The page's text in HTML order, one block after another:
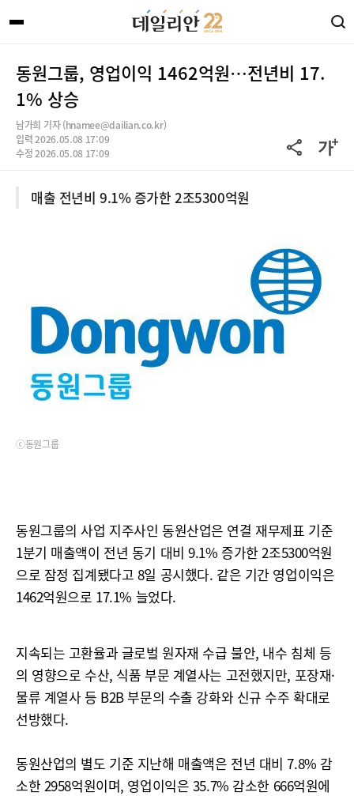
동원그룹, 영업이익 1462억원…전년비 17.
1% 상승
남가희 기자 (hnamee@dailian.co.kr)
입력 2026.05.08 17:09
수정 2026.05.08 17:09
매출 전년비 9.1% 증가한 2조5300억원
ⓒ동원그룹
동원그룹의 사업 지주사인 동원산업은 연결 재무제표 기준
1분기 매출액이 전년 동기 대비 9.1% 증가한 2조5300억원
으로 잠정 집계됐다고 8일 공시했다. 같은 기간 영업이익은
1462억원으로 17.1% 늘었다.
지속되는 고환율과 글로벌 원자재 수급 불안, 내수 침체 등
의 영향으로 수산, 식품 부문 계열사는 고전했지만, 포장재·
물류 계열사 등 B2B 부문의 수출 강화와 신규 수주 확대로
선방했다.
동원산업의 별도 기준 지난해 매출액은 전년 대비 7.8% 감
소한 2958억원이며, 영업이익은 35.7% 감소한 666억원에